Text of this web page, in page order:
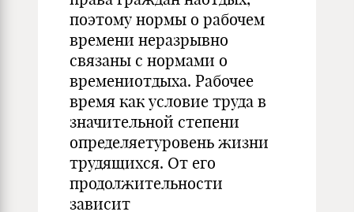
поэтому нормы о рабочем
времени неразрывно
связаны с нормами о
времениотдыха. Рабочее
время как условие труда в
значительной степени
определяетуровень жизни
трудящихся. От его
продолжительности
зависит